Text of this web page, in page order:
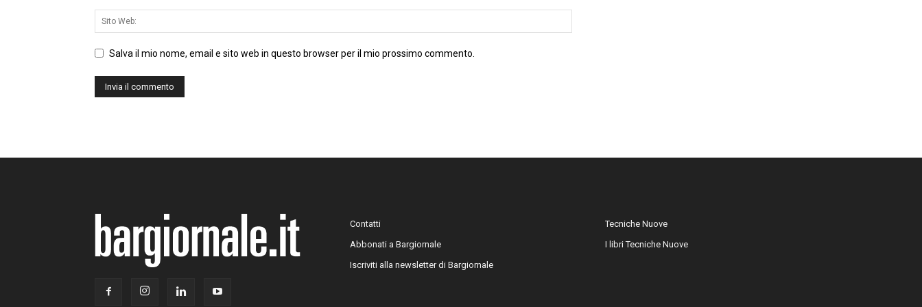
Salva il mio nome, email e sito web in questo browser per il mio prossimo commento.
Contatti
Abbonati a Bargiornale
Iscriviti alla newsletter di Bargiornale
Tecniche Nuove
I libri Tecniche Nuove